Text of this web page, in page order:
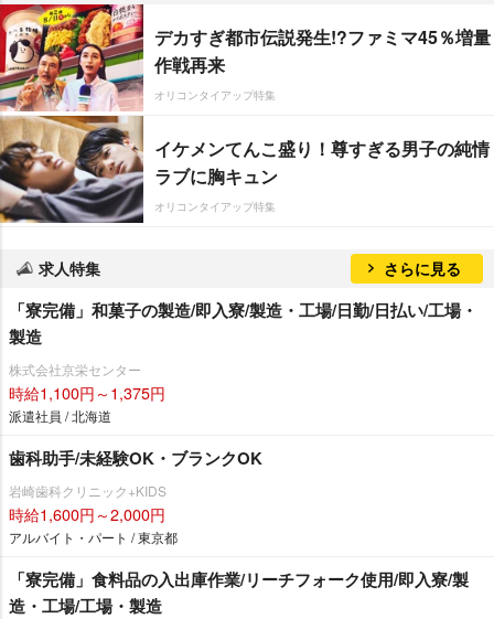
デカすぎ都市伝説発生!?ファミマ45％増量
作戦再来
オリコンタイアップ特集
イケメンてんこ盛り！尊すぎる男子の純情
ラブに胸キュン
オリコンタイアップ特集
求人特集 さらに見る
「寮完備」和菓子の製造/即入寮/製造・工場/日勤/日払い/工場・
製造
株式会社京栄センター
時給1,100円～1,375円
派遣社員 / 北海道
歯科助手/未経験OK・ブランクOK
崎歯科クリニック+KIDS
時給1,600円～2,000円
アルバイト・パート / 東京都
「寮完備」食料品の入出庫作業/リーチフォーク使用/即入寮/製
造・工場/工場・製造